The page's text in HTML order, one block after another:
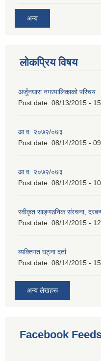
अन्य
लोकप्रिय विषय
अर्जुनधारा नगरपालिकाको परिचय
Post date: 08/13/2015 -
आ.व. २०७२/०७३
Post date: 08/14/2015 -
आ.व. २०७२/०७३
Post date: 08/14/2015 -
स्वीकृत साङ्गठनिक संरचना,
Post date: 08/14/2015 -
ब्यक्तिगत घट्ना दर्ता
Post date: 08/14/2015 -
अन्य लेखहरू
Facebook